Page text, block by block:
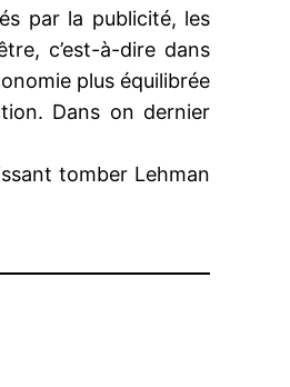
par la publicité, les
c’est-à-dire dans
plus équilibrée
Dans on dernier
tomber Lehman